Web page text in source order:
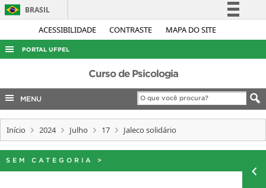
ACESSIBILIDADE CONTRASTE MAPA DO SITE
BRASIL
Simplifique!
Acesso à informação
Legislação
Canais
PORTAL UFPEL
ACESSO À INFORMAÇÃO
AUDITORIA
COBALTO
CONCURSOS
EDITAIS
INTERNACIONAL
Curso de Psicologia
MENU
Início 2024 Julho 17 Jaleco solidário
SEM CATEGORIA >